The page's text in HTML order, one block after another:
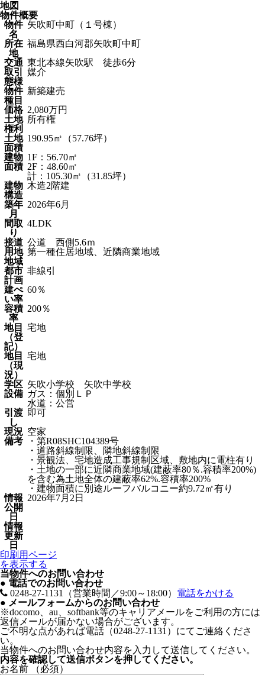
地図
物件概要
物件
名
矢吹町中町（１号棟）
所在
地
福島県西白河郡矢吹町中町
交通 東北本線矢吹駅 徒歩6分
取引
態様
媒介
物件
種目
新築建売
価格 2,080万円
土地
権利
所有権
土地
面積
190.95㎡（57.76坪）
建物
面積
1F：56.70㎡
2F：48.60㎡
計：105.30㎡（31.85坪）
建物
構造
木造2階建
築年
月
2026年6月
間取
り
4LDK
接道 公道 西側5.6ｍ
用地
地域
第一種住居地域、近隣商業地域
都市
計画
非線引
建ぺ
い率
60％
容積
率
200％
地目
（登
記）
宅地
地目
（現
況）
宅地
学区 矢吹小学校 矢吹中学校
設備 ガス：個別ＬＰ
水道：公営
引渡
し
即可
現況 空家
備考
・第R08SHC104389号
・道路斜線制限、隣地斜線制限
・景観法、宅地造成工事規制区域、敷地内に電柱有り
・土地の一部に近隣商業地域(建蔽率80％.容積率200%)
を含む為土地全体の建蔽率62%.容積率200%
・建物面積に別途ルーフバルコニー約9.72㎡有り
情報
公開
日
2026年7月2日
情報
更新
日
印刷用ページ
を表示する
当物件へのお問い合わせ
● 電話でのお問い合わせ
0248-27-1131
（営業時間／9:00～18:00） 電話をかける
● メールフォームからのお問い合わせ
※docomo、au、softbank等のキャリアメールをご利用の方には
返信メールが届かない場合がございます。
ご不明な点があれば電話（0248-27-1131）にてご連絡くださ
い。
当物件へのお問い合わせ内容を入力して送信してください。
内容を確認して送信ボタンを押してください。
お名前
（必須）